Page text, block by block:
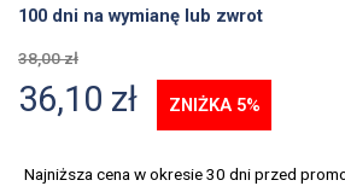
100 dni na wymianę lub zwrot
38,00 zł
36,10 zł ZNIŻKA 5%
Najniższa cena w okresie 30 dni przed